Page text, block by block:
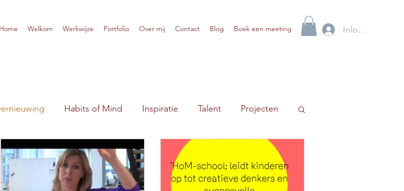
Home Welkom Werkwijze Portfolio Over mij Contact Blog Boek een meeting Inloggen
Habits of Mind Inspiratie Talent Projecten